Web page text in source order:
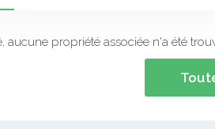
aucune propriété associée n'a été